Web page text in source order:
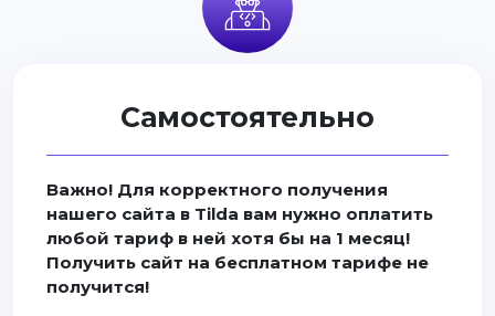
Самостоятельно
Важно! Для корректного получения
нашего сайта в Tilda вам нужно оплатить
любой тариф в ней хотя бы на 1 месяц!
Получить сайт на бесплатном тарифе не
получится!